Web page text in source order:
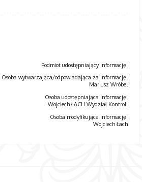
Podmiot udostępniający informację:
Osoba wytwarzająca/odpowiadająca za informację:
Mariusz Wróbel
Osoba udostępniająca informację:
Wojciech ŁACH Wydział Kontroli
Osoba modyfikująca informację:
Wojciech Łach